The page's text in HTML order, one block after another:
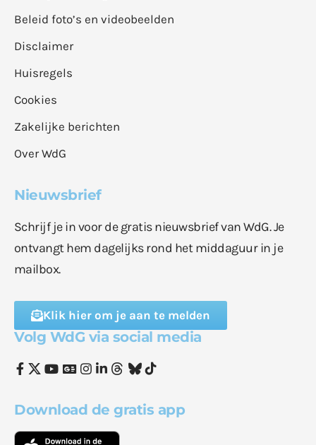
Beleid foto’s en videobeelden
Disclaimer
Huisregels
Cookies
Zakelijke berichten
Over WdG
Nieuwsbrief
Schrijf je in voor de gratis nieuwsbrief van WdG. Je
ontvangt hem dagelijks rond het middaguur in je
mailbox.
Klik hier om je aan te melden
Volg WdG via social media
Download de gratis app